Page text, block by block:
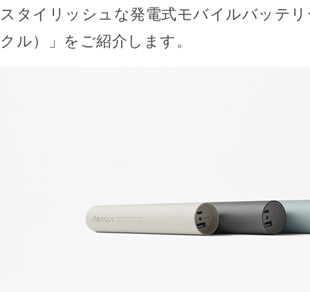
スタイリッシュな発電式モバイルバッテ
クル）」をご紹介します。